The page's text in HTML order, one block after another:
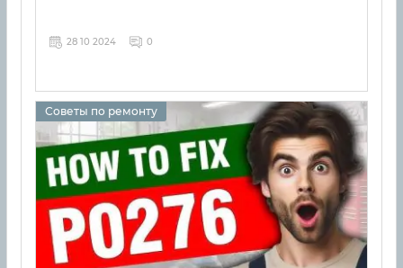
28 10 2024 0
Советы по ремонту